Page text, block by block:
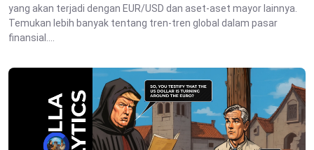
yang akan terjadi dengan EUR/USD dan aset-aset mayor lainnya.
Temukan lebih banyak tentang tren-tren global dalam pasar
finansial....